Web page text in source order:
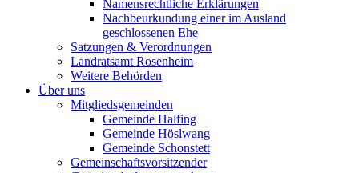
Namensrechtliche Erklärungen
Nachbeurkundung einer im Ausland
geschlossenen Ehe
Satzungen & Verordnungen
Landratsamt Rosenheim
Weitere Behörden
Über uns
Mitgliedsgemeinden
Gemeinde Halfing
Gemeinde Höslwang
Gemeinde Schonstett
Gemeinschaftsvorsitzender